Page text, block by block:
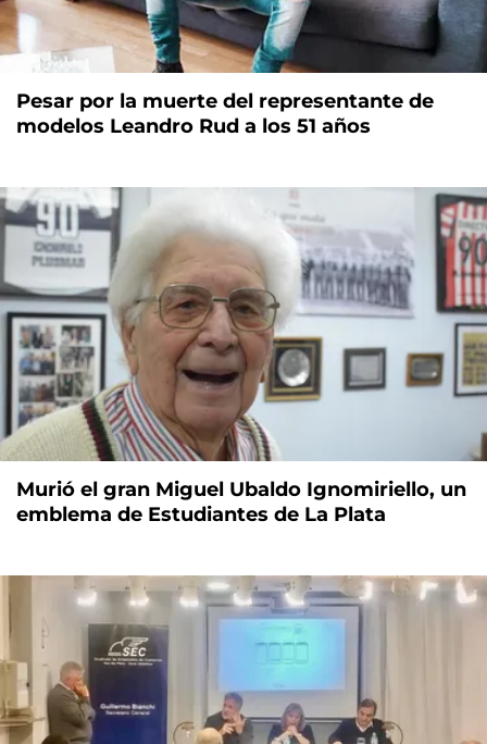
Pesar por la muerte del representante de
modelos Leandro Rud a los 51 años
Murió el gran Miguel Ubaldo Ignomiriello, un
emblema de Estudiantes de La Plata